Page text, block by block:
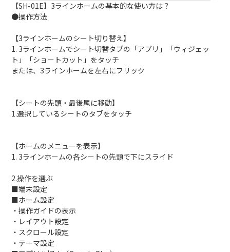
【SH-01E】3ラインホームの基本的な使い方は？
●操作方法
【3ラインホームのシート切り替え】
1. 3ラインホームでシート切替タブの「アプリ」「ウィジェッ
ト」「ショートカット」をタッチ
または、3ラインホームを左右にフリック
【シートの先頭・最後尾に移動】
1.選択しているシートのタブをタッチ
【ホームのメニューを表示】
1. 3ラインホームの各シートの先頭で下にスライド
2.操作を選ぶ
■端末設定
■ホーム設定
・操作ガイドの表示
・レイアウト設定
・スクロール設定
・テーマ設定